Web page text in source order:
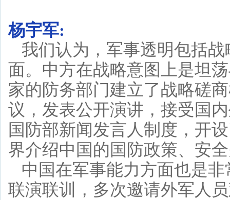
杨宇军:
我们认为，军事透明包括
面。中方在战略意图上是坦
家的防务部门建立了战略磋
议，发表公开演讲，接受国
国防部新闻发言人制度，开
界介绍中国的国防政策、安
中国在军事能力方面也是
联演联训，多次邀请外军人